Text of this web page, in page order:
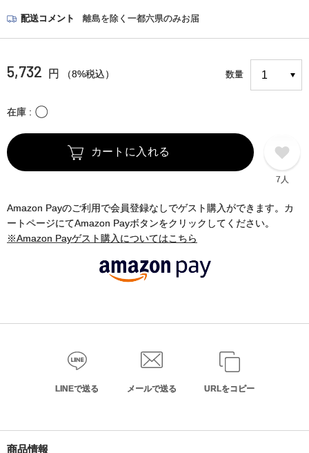
配送コメント 離島を除く一都六県のみお届
5,732 円 （8%税込） 数量
在庫 〇
カートに入れる
7人
Amazon Payのご利用で会員登録なしでゲスト購入ができます。カ
ートページにてAmazon Payボタンをクリックしてください。
※Amazon Payゲスト購入についてはこちら
LINEで送る メールで送る URLをコピー
商品情報